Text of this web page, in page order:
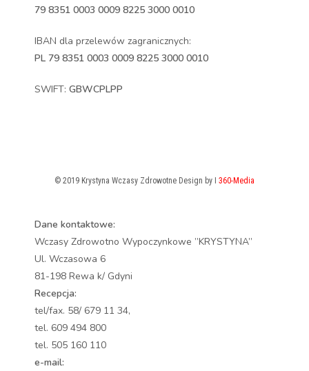
79 8351 0003 0009 8225 3000 0010
IBAN dla przelewów zagranicznych:
PL 79 8351 0003 0009 8225 3000 0010
SWIFT: GBWCPLPP
© 2019 Krystyna Wczasy Zdrowotne Design by I 360-Media
Dane kontaktowe:
Wczasy Zdrowotno Wypoczynkowe ”KRYSTYNA”
Ul. Wczasowa 6
81-198 Rewa k/ Gdyni
Recepcja:
tel/fax. 58/ 679 11 34,
tel. 609 494 800
tel. 505 160 110
e-mail: